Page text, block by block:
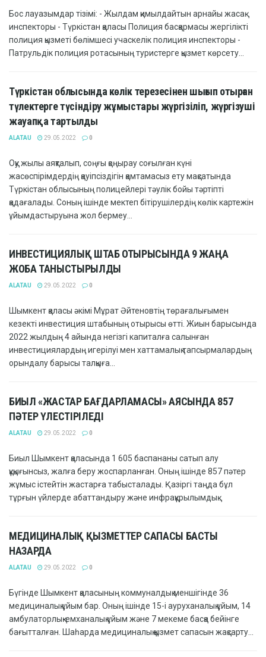
Бос лауазымдар тізімі: - Жылдам қимылдайтын арнайы жасақ
инспекторы - Түркістан қаласы Полиция басқармасы жергілікті
полиция қызметі бөлімшесі учаскелік полиция инспекторы -
Патрульдік полиция ротасының туристерге қызмет көрсету...
Түркістан облысында көлік терезесінен шығып отырған
түлектерге түсіндіру жұмыстары жүргізіліп, жүргізуші
жауапқа тартылды
ALATAU 29.05.2022 0
Оқу жылы аяқталып, соңғы қоңырау соғылған күні
жасөспірімдердің қауіпсіздігін қамтамасыз ету мақсатында
Түркістан облысының полицейлері тәулік бойы тәртіпті
қадағалады. Соның ішінде мектеп бітірушілердің көлік картежін
ұйымдастыруына жол бермеу...
ИНВЕСТИЦИЯЛЫҚ ШТАБ ОТЫРЫСЫНДА 9 ЖАҢА
ЖОБА ТАНЫСТЫРЫЛДЫ
ALATAU 29.05.2022 0
Шымкент қаласы әкімі Мұрат Әйтеновтің төрағалығымен
кезекті инвестиция штабының отырысы өтті. Жиын барысында
2022 жылдың 4 айында негізгі капиталға салынған
инвестициялардың игерілуі мен хаттамалық тапсырмалардың
орындалу барысы талқыға...
БИЫЛ «ЖАСТАР БАҒДАРЛАМАСЫ» АЯСЫНДА 857
ПӘТЕР ҮЛЕСТІРІЛЕДІ
ALATAU 29.05.2022 0
Биыл Шымкент қаласында 1 605 баспананы сатып алу
құқығынсыз, жалға беру жоспарланған. Оның ішінде 857 пәтер
жұмыс істейтін жастарға табысталады. Қазіргі таңда бұл
тұрғын үйлерде абаттандыру және инфрақұрылымдық...
МЕДИЦИНАЛЫҚ ҚЫЗМЕТТЕР САПАСЫ БАСТЫ
НАЗАРДА
ALATAU 29.05.2022 0
Бүгінде Шымкент қаласының коммуналдық меншігінде 36
медициналық ұйым бар. Оның ішінде 15-і ауруханалық ұйым, 14
амбулаторлық-емханалық ұйым және 7 мекеме басқа бейінге
бағытталған. Шаһарда медициналық қызмет сапасын жақсарту...